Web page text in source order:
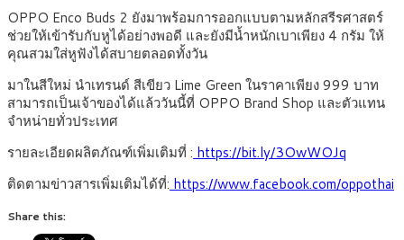
OPPO Enco Buds 2 ยังมาพร้อมการออกแบบตามหลักสรีรศาสตร์
ช่วยให้เข้ารับกับหูได้อย่างพอดี และยังมีน้ำหนักเบาเพียง 4 กรัม ให้
คุณสวมใส่หูฟังได้สบายตลอดทั้งวัน
มาในสีใหม่ นำเทรนด์ สีเขียว Lime Green ในราคาเพียง 999 บาท
สามารถเป็นเจ้าของได้แล้ววันนี้ที่ OPPO Brand Shop และตัวแทน
จำหน่ายทั่วประเทศ
รายละเอียดผลิตภัณฑ์เพิ่มเติมที่ : https://bit.ly/3OwWOJq
ติดตามข่าวสารเพิ่มเติมได้ที่: https://www.facebook.com/oppothai
Share this: